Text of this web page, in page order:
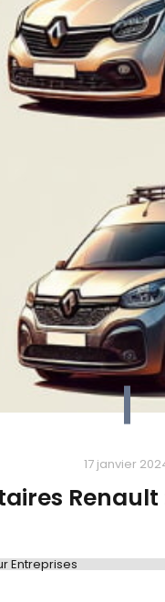
17 janvier
Entreprises